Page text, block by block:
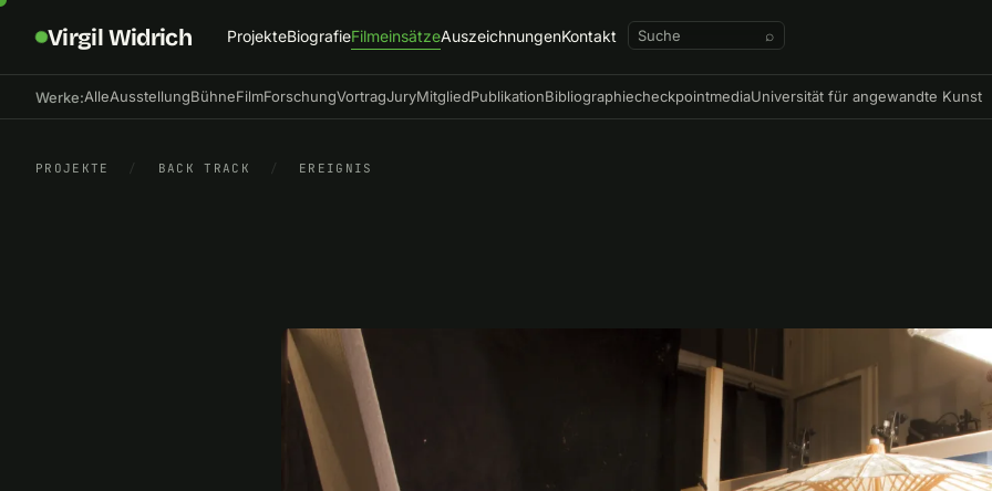
Virgil Widrich ProjekteBiografieFilmeinsätzeAuszeichnungenKontakt ⌕
Werke:AlleAusstellungBühneFilmForschungVortragJuryMitgliedPublikationBibliographiecheckpointmediaUniversität für angewandte Kunst
PROJEKTE / BACK TRACK / EREIGNIS